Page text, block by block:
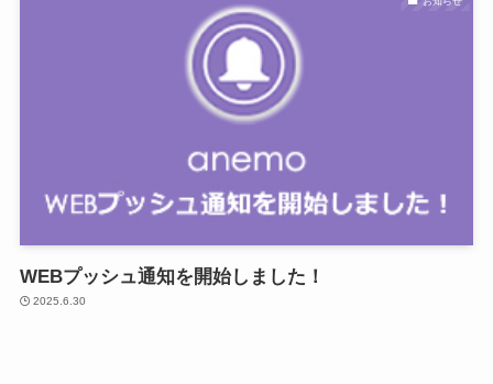
WEBプッシュ通知を開始しました！
2025.6.30